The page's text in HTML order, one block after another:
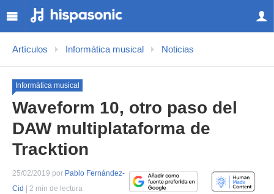
Artículos Informática musical Noticias
Informática musical
Waveform 10, otro paso del
DAW multiplataforma de
Tracktion
25/02/2019 por Pablo Fernández-
Cid
| 2 min de lectura